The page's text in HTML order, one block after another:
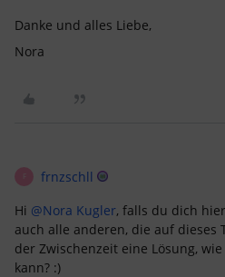
Danke und alles Liebe,
Nora
frnzschll
Hi ​ @Nora Kugler, falls du dich
auch alle anderen, die auf dieses
der Zwischenzeit eine Lösung,
kann? :)